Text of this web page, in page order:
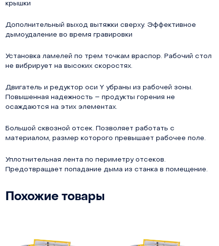
крышки
Дополнительный выход вытяжки сверху. Эффективное
дымоудаление во время гравировки
Установка ламелей по трем точкам враспор. Рабочий стол
не вибрирует на высоких скоростях.
Двигатель и редуктор оси Y убраны из рабочей зоны.
Повышенная надежность – продукты горения не
осаждаются на этих элементах.
Большой сквозной отсек. Позволяет работать с
материалом, размер которого превышает рабочее поле.
Уплотнительная лента по периметру отсеков.
Предотвращает попадание дыма из станка в помещение.
Похожие товары